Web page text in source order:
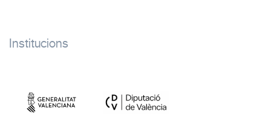
Institucions